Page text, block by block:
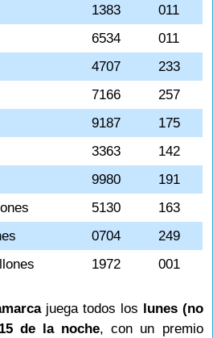
1383
011
6534
011
4707
233
7166
257
9187
175
3363
142
9980
191
5130
163
0704
249
1972 001
juega todos los lunes (no
de la noche, con un premio